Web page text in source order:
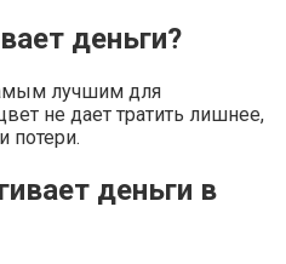
деньги?
лучшим для
не дает тратить лишнее,
потери.
деньги в